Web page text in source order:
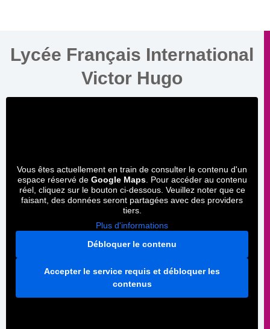
Lycée Français International
Victor Hugo
Vous êtes actuellement en train de consulter le contenu d'un
espace réservé de Google Maps. Pour accéder au contenu
réel, cliquez sur le bouton ci-dessous. Veuillez noter que ce
faisant, des données seront partagées avec des providers
tiers.
Plus d'informations
Débloquer le contenu
Accepter le service requis et débloquer les
contenus